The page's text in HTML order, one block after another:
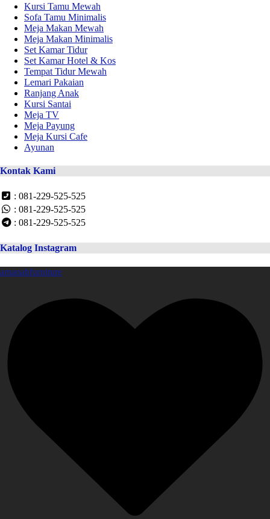
Kursi Tamu Mewah
Sofa Tamu Minimalis
Meja Makan Mewah
Meja Makan Minimalis
Set Kamar Tidur
Set Kamar Hotel & Kos
Tempat Tidur Mewah
Lemari Pakaian
Ranjang Anak
Kursi Santai
Meja TV
Meja Payung
Meja Kursi Cafe
Ayunan
Kontak Kami
: 081-229-525-525
: 081-229-525-525
: 081-229-525-525
Katalog Instagram
amanahfurniture